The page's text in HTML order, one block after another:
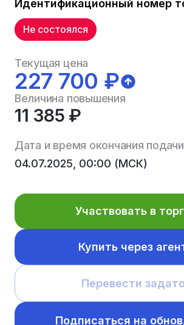
Идентификационный номер
Не состоялся
Текущая цена
227 700 ₽
Величина повышения
11 385 ₽
Дата и время окончания
04.07.2025, 00:00 (МСК)
Участвовать в
Купить через
Перевести
Подписаться на